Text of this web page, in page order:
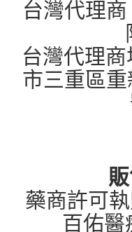
台灣代理
台灣代理
市三重區
藥商許可
百佑